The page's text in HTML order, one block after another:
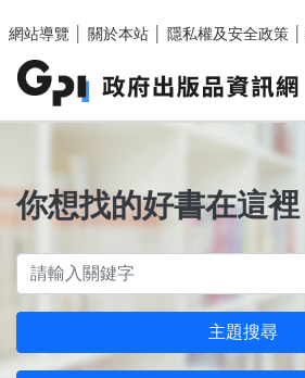
網站導覽
關於本站 隱私權及安全政策
你想找的好書在這裡
主題搜尋